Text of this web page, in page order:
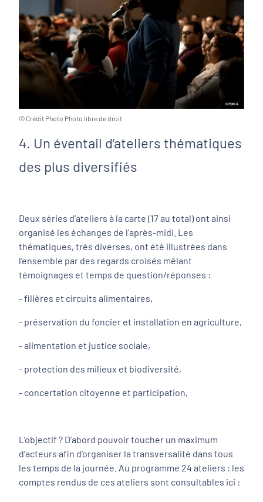
© Crédit Photo Photo libre de droit
4. Un éventail d’ateliers thématiques
des plus diversifiés
Deux séries d’ateliers à la carte (17 au total) ont ainsi
organisé les échanges de l’après-midi. Les
thématiques, très diverses, ont été illustrées dans
l’ensemble par des regards croisés mêlant
témoignages et temps de question/réponses :
- filières et circuits alimentaires,
- préservation du foncier et installation en agriculture,
- alimentation et justice sociale,
- protection des milieux et biodiversité,
- concertation citoyenne et participation,
L’objectif ? D’abord pouvoir toucher un maximum
d’acteurs afin d’organiser la transversalité dans tous
les temps de la journée. Au programme 24 ateliers : les
comptes rendus de ces ateliers sont consultables ici :